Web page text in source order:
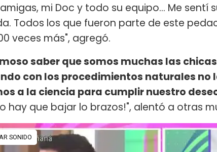
amigas, mi Doc y todo su equipo... Me sentí
Todos los que fueron parte de este
veces más", agregó.
saber que somos muchas las
con los procedimientos naturales
a la ciencia para cumplir nuestro
hay que bajar lo brazos!", alentó a otras